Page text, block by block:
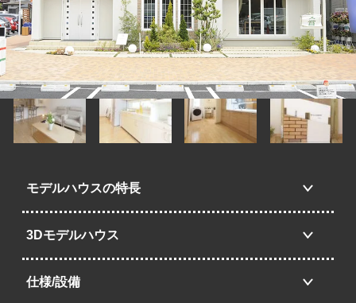
モデルハウスの特長
3Dモデルハウス
仕様/設備